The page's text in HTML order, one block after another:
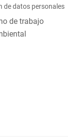
de datos personales
de trabajo